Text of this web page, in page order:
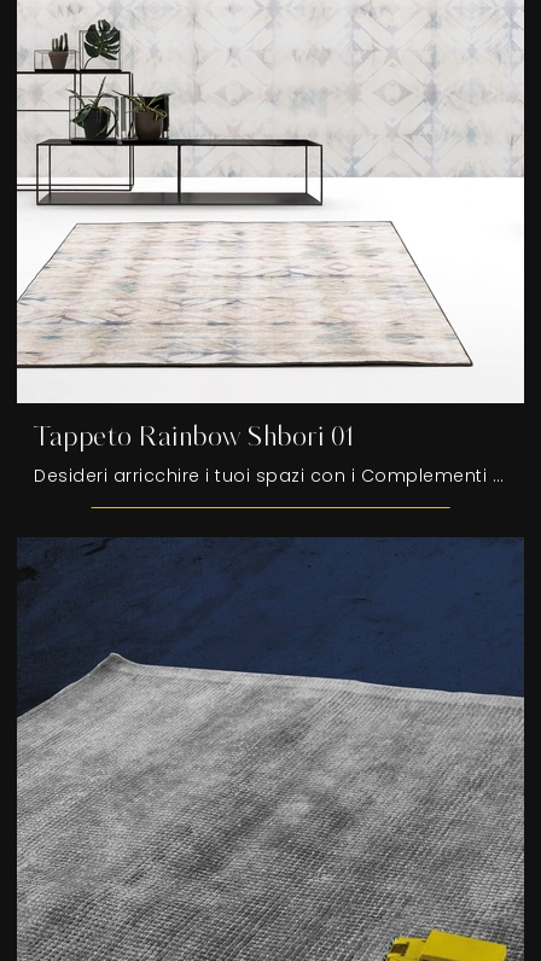
Tappeto Rainbow Shbori 01
Desideri arricchire i tuoi spazi con i Complementi Adriani e Rossi? Ecco qui molteplici modelli di tappeti in tessuto come Tappeto Rainbow Shbori 01.